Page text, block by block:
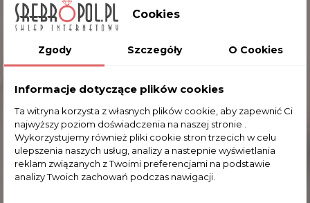
 Obecnie brak na stanie
DEDYKACJA
OPIS
SZCZEGÓŁY PRODUKTU
Cookies
Zgody Szczegóły O Cookies
Informacje dotyczące plików cookies
Ta witryna korzysta z własnych plików cookie, aby zapewnić Ci
najwyższy poziom doświadczenia na naszej stronie .
Wykorzystujemy również pliki cookie stron trzecich w celu
ulepszenia naszych usług, analizy a nastepnie wyświetlania
reklam związanych z Twoimi preferencjami na podstawie
analizy Twoich zachowań podczas nawigacji.